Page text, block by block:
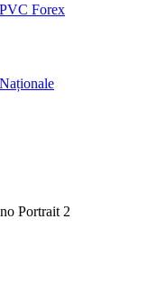
PVC Forex
Portrait 2